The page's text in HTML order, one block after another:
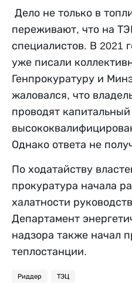
Дело не только в
переживают, что на
специалистов. В 2021
уже писали
Генпрокуратуру и
жаловался, что
проводят
Однако ответа не
По ходатайству
прокуратура начала
халатности
Департамент
надзора также начал
теплостанции.
Риддер ТЭЦ